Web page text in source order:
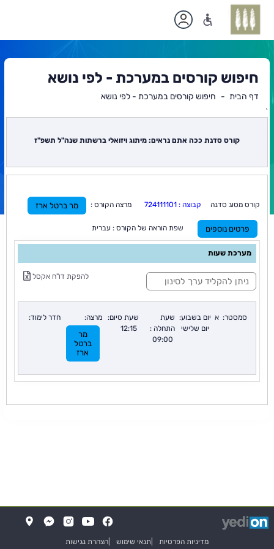
חיפוש קורסים במערכת - לפי נושא
דף הבית חיפוש קורסים במערכת - לפי נושא
`
קורס סדנת ככה אתם נראים: מיתוג ויזואלי ברשתות שנה"ל תשפ"ז
קורס מסוג סדנה קבוצה : 724111101 מרצה הקורס : מר ברטל ארז
פרטים נוספים שפת הוראה של הקורס : עברית
מערכת שעות
ס
נ
ו
להפקת דו"ח אקסל
סמסטר: א יום בשבוע:
יום שלישי
שעת
התחלה :
שעת סיום:
12:15
מרצה:
מר
ברטל
ארז
חדר לימוד:
לפתוח
(נפתח
חדשהמדיניות הפרטיות תנאי שימוש(נפתחהצהרת נגישות